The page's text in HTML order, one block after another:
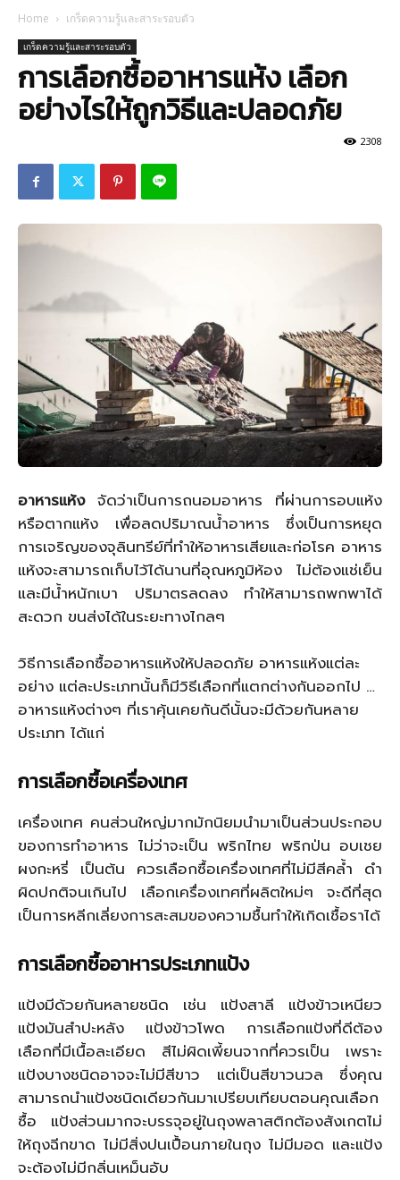
Home เกร็ดความรู้และสาระรอบตัว
เกร็ดความรู้และสาระรอบตัว
การเลือกซื้ออาหารแห้ง เลือก
อย่างไรให้ถูกวิธีและปลอดภัย
2308
อาหารแห้งจัดว่าเป็นการถนอมอาหาร ที่ผ่านการอบแห้ง
หรือตากแห้ง เพื่อลดปริมาณน้ำอาหาร ซึ่งเป็นการหยุด
การเจริญของจุลินทรีย์ที่ทำให้อาหารเสียและก่อโรค อาหาร
แห้งจะสามารถเก็บไว้ได้นานที่อุณหภูมิห้อง ไม่ต้องแช่เย็น
และมีน้ำหนักเบา ปริมาตรลดลง ทำให้สามารถพกพาได้
สะดวก ขนส่งได้ในระยะทางไกลๆ
วิธีการเลือกซื้ออาหารแห้งให้ปลอดภัย อาหารแห้งแต่ละ
อย่าง แต่ละประเภทนั้นก็มีวิธีเลือกที่แตกต่างกันออกไป …
อาหารแห้งต่างๆ ที่เราคุ้นเคยกันดีนั้นจะมีด้วยกันหลาย
ประเภท ได้แก่
การเลือกซื้อเครื่องเทศ
เครื่องเทศ คนส่วนใหญ่มากมักนิยมนำมาเป็นส่วนประกอบ
ของการทำอาหาร ไม่ว่าจะเป็น พริกไทย พริกป่น อบเชย
ผงกะหรี่ เป็นต้น ควรเลือกซื้อเครื่องเทศที่ไม่มีสีคล้ำ ดำ
ผิดปกติจนเกินไป เลือกเครื่องเทศที่ผลิตใหม่ๆ จะดีที่สุด
เป็นการหลีกเลี่ยงการสะสมของความชื้นทำให้เกิดเชื้อราได้
การเลือกซื้ออาหารประเภทแป้ง
แป้งมีด้วยกันหลายชนิด เช่น แป้งสาลี แป้งข้าวเหนียว
แป้งมันสำปะหลัง แป้งข้าวโพด การเลือกแป้งที่ดีต้อง
เลือกที่มีเนื้อละเอียด สีไม่ผิดเพี้ยนจากที่ควรเป็น เพราะ
แป้งบางชนิดอาจจะไม่มีสีขาว แต่เป็นสีขาวนวล ซึ่งคุณ
สามารถนำแป้งชนิดเดียวกันมาเปรียบเทียบตอนคุณเลือก
ซื้อ แป้งส่วนมากจะบรรจุอยู่ในถุงพลาสติกต้องสังเกตไม่
ให้ถุงฉีกขาด ไม่มีสิ่งปนเปื้อนภายในถุง ไม่มีมอด และแป้ง
จะต้องไม่มีกลิ่นเหม็นอับ